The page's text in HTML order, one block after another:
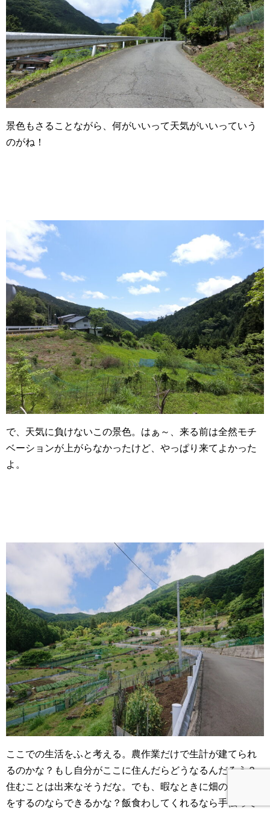
景色もさることながら、何がいいって天気がいいっていう
のがね！
で、天気に負けないこの景色。はぁ～、来る前は全然モチ
ベーションが上がらなかったけど、やっぱり来てよかった
よ。
ここでの生活をふと考える。農作業だけで生計が建てられ
るのかな？もし自分がここに住んだらどうなるんだろう？
住むことは出来なそうだな。でも、暇なときに畑の手伝い
をするのならできるかな？飯食わしてくれるなら手伝って